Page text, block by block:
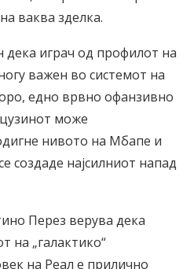
ваква зделка.
дека играч од профилот на
важен во системот на
едно врвно офанзивно
може
нивото на Мбапе и
создаде најсилниот напад
Перез верува дека
на „галактико“
на Реал е прилично